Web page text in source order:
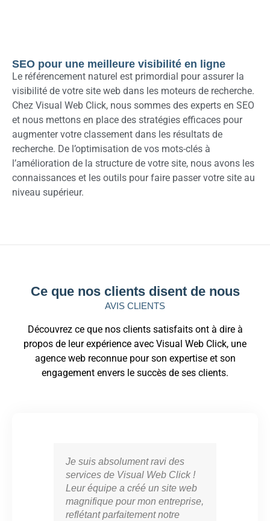
SEO pour une meilleure visibilité en ligne
Le référencement naturel est primordial pour assurer la
visibilité de votre site web dans les moteurs de recherche.
Chez Visual Web Click, nous sommes des experts en SEO
et nous mettons en place des stratégies efficaces pour
augmenter votre classement dans les résultats de
recherche. De l’optimisation de vos mots-clés à
l’amélioration de la structure de votre site, nous avons les
connaissances et les outils pour faire passer votre site au
niveau supérieur.
Je suis absolument ravi des
services de Visual Web Click !
Leur équipe a créé un site web
magnifique pour mon entreprise,
reflétant parfaitement notre
Ce que nos clients disent de nous
AVIS CLIENTS
Découvrez ce que nos clients satisfaits ont à dire à
propos de leur expérience avec Visual Web Click, une
agence web reconnue pour son expertise et son
engagement envers le succès de ses clients.